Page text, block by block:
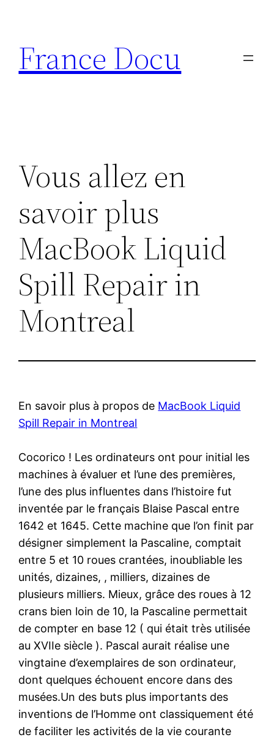
contenu
France Docu
Vous allez en
savoir plus
MacBook Liquid
Spill Repair in
Montreal
En savoir plus à propos de MacBook Liquid
Spill Repair in Montreal
Cocorico ! Les ordinateurs ont pour initial les
machines à évaluer et l’une des premières,
l’une des plus influentes dans l’histoire fut
inventée par le français Blaise Pascal entre
1642 et 1645. Cette machine que l’on finit par
désigner simplement la Pascaline, comptait
entre 5 et 10 roues crantées, inoubliable les
unités, dizaines, , milliers, dizaines de
plusieurs milliers. Mieux, grâce des roues à 12
crans bien loin de 10, la Pascaline permettait
de compter en base 12 ( qui était très utilisée
au XVIIe siècle ). Pascal aurait réalise une
vingtaine d’exemplaires de son ordinateur,
dont quelques échouent encore dans des
musées.Un des buts plus importants des
inventions de l’Homme ont classiquement été
de faciliter les activités de la vie courante